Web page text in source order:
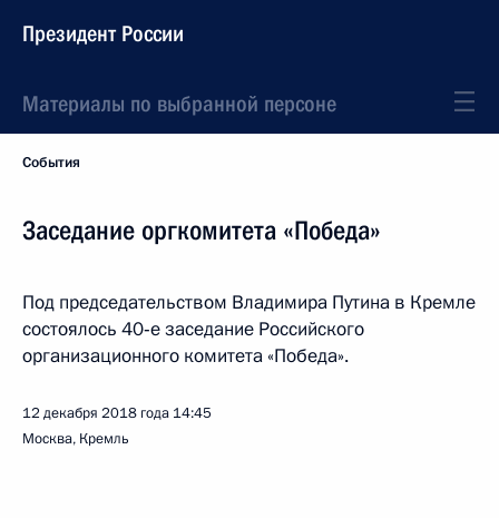
Президент России
Материалы по выбранной персоне
События
Заседание оргкомитета «Победа»
Под председательством Владимира Путина в Кремле
состоялось 40‑е заседание Российского
организационного комитета «Победа».
12 декабря 2018 года 14:45
Москва, Кремль